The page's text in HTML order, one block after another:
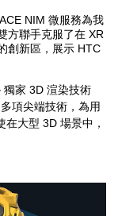
NIM 微服務為我
方聯手克服了在 XR
創新區，展示 HTC
獨家 3D 渲染技術
項尖端技術，為用
在大型 3D 場景中，